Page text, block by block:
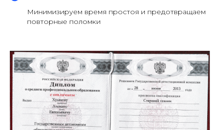
Минимизируем время простоя и предотвращаем
повторные поломки